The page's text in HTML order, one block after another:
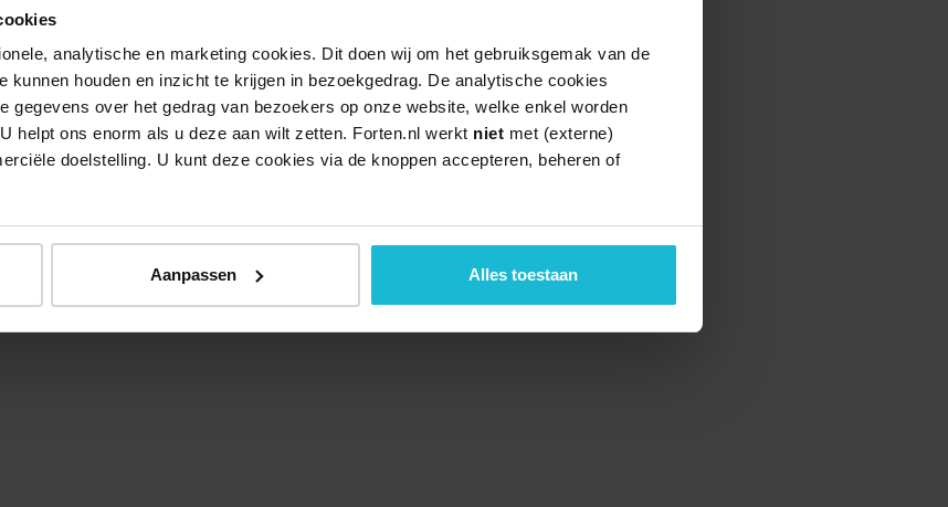
analytische en marketing cookies. Dit doen wij om het gebruiksgemak van de
kunnen houden en inzicht te krijgen in bezoekgedrag. De analytische cookies
gegevens over het gedrag van bezoekers op onze website, welke enkel worden
helpt ons enorm als u deze aan wilt zetten. Forten.nl werkt niet met (externe)
doelstelling. U kunt deze cookies via de knoppen accepteren, beheren of
Aanpassen Alles toestaan
Doneer nu Disclaimer Contact Forten.nl wordt ondersteund door de